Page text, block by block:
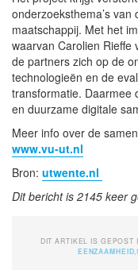
onderzoeksthema’s
maatschappij. Met het
waarvan Carolien Rieffe
de partners zich op de
technologieën en de
transformatie. Daarmee
en duurzame digitale
Meer info over de
www.vu-ut.nl
Bron: utwente.nl
Dit bericht is 2145 keer
DIT ARTIKEL IS GEPOST
EENZAAMHEID ,